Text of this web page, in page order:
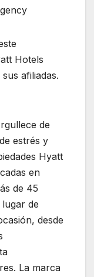
Hotels
afiliadas.
de
estrés y
Hyatt
en
de 45
de
desde
La marca